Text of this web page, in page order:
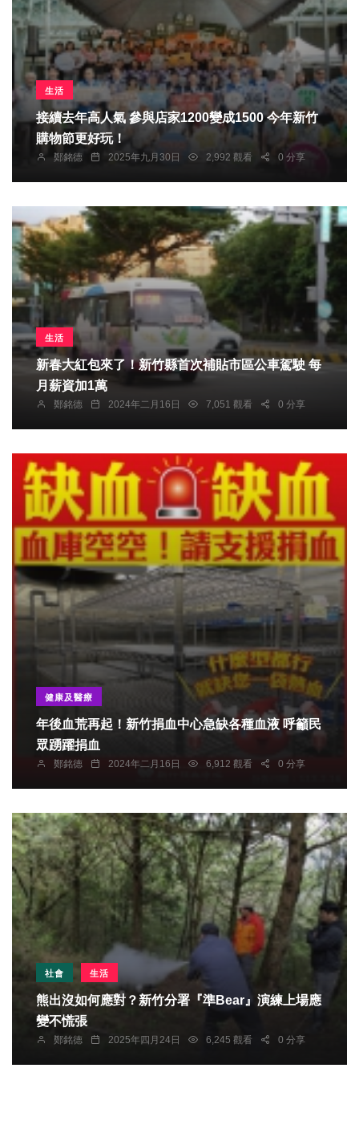
生活
接續去年高人氣 參與店家1200變成1500 今年新竹
購物節更好玩！
鄭銘德 2025年九月30日 2,992 觀看 0 分享
生活
新春大紅包來了！新竹縣首次補貼市區公車駕駛 每
月薪資加1萬
鄭銘德 2024年二月16日 7,051 觀看 0 分享
健康及醫療
年後血荒再起！新竹捐血中心急缺各種血液 呼籲民
眾踴躍捐血
鄭銘德 2024年二月16日 6,912 觀看 0 分享
社會 生活
熊出沒如何應對？新竹分署『準Bear』演練上場應
變不慌張
鄭銘德 2025年四月24日 6,245 觀看 0 分享